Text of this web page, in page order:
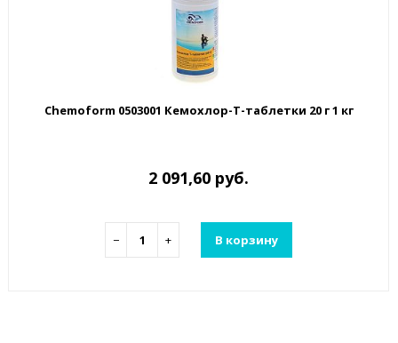
Chemoform 0503001 Кемохлор-Т-таблетки 20 г 1 кг
2 091,60 руб.
− + В корзину